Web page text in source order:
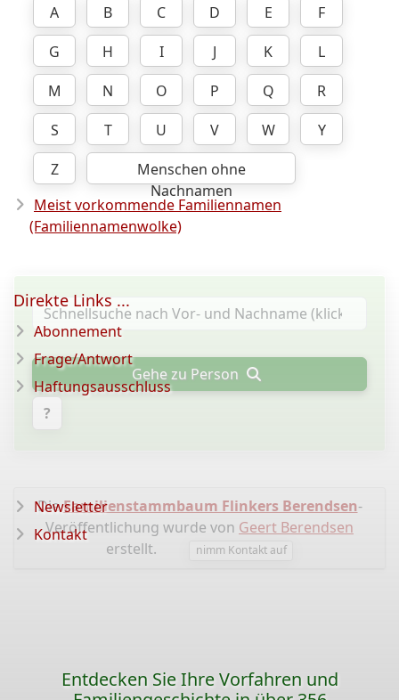
A
B C D E
F
G
H I J K
L
M
N O P Q
R
S
T U V W
Y
Z
Menschen ohne
Nachnamen
Meist vorkommende Familiennamen
(Familiennamenwolke)
Gehe zu Person
?
DieFamilienstammbaum Flinkers Berendsen-
Veröffentlichung wurde von Geert Berendsen
erstellt.
nimm Kontakt auf
Direkte Links ...
Abonnement
Frage/Antwort
Haftungsausschluss
Newsletter
Kontakt
Entdecken Sie Ihre Vorfahren und